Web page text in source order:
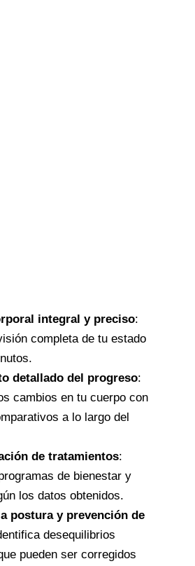
integral y preciso:
completa de tu estado
detallado del progreso:
cambios en tu cuerpo con
a lo largo del
de tratamientos:
de bienestar y
los datos obtenidos.
postura y prevención de
desequilibrios
pueden ser corregidos